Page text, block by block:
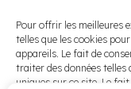
Pour offrir les meilleures
telles que les cookies
appareils. Le fait de
traiter des données telles
uniques sur ce site. Le
conditions
d’utilisationet
nospolitiques
de
confidentialité .